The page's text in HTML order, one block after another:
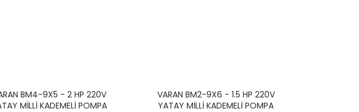
BM4-9X5 - 2 HP 220V
MILLI KADEMELI POMPA
VARAN BM2-9X6 - 1.5 HP 220V
YATAY MILLI KADEMELI POMPA